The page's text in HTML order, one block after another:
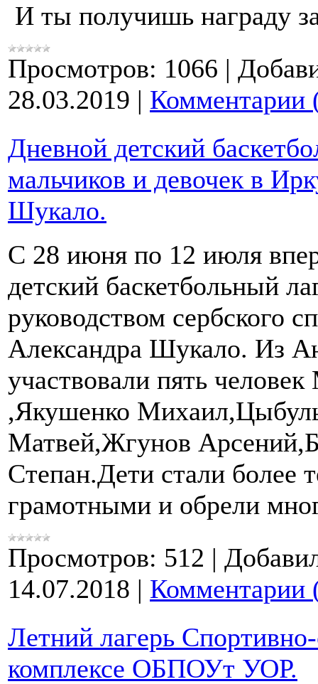
И ты получишь награду
Просмотров: 1066 |
28.03.2019 | Комментарии
Дневной детский
мальчиков и девочек в
Шукало.
С 28 июня по 12 июля
детский баскетбольный
руководством сербского
Александра Шукало. Из
участвовали пять
,Якушенко
Матвей,Жгунов
Степан.Дети стали более
грамотными и обрели
Просмотров: 512 |
14.07.2018 | Комментарии
Летний лагерь
комплексе ОБПОУт УОР.